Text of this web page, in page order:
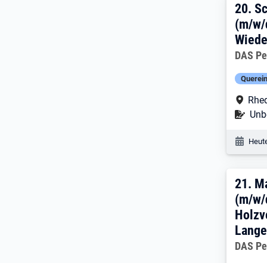
20.
20.
(m/
DAS
21.
21.
(m/
DAS